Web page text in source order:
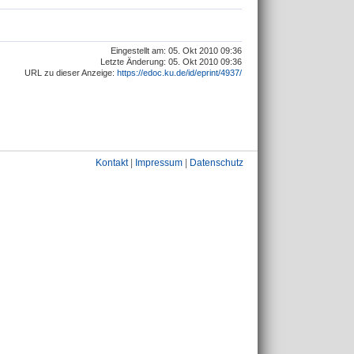
Eingestellt am: 05. Okt 2010 09:36
Letzte Änderung: 05. Okt 2010 09:36
URL zu dieser Anzeige: https://edoc.ku.de/id/eprint/4937/
Kontakt| Impressum Datenschutz